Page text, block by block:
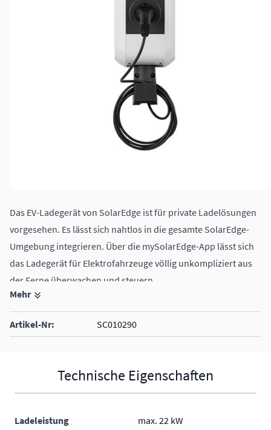
Das EV-Ladegerät von SolarEdge ist für private Ladelösungen
vorgesehen. Es lässt sich nahtlos in die gesamte SolarEdge-
Umgebung integrieren. Über die mySolarEdge-App lässt sich
das Ladegerät für Elektrofahrzeuge völlig unkompliziert aus
der Ferne überwachen und steuern.
Ladekapazität bis zu 32 A (22 kW)
für 1- und 3-phasige Systeme geeignet
Inklusive Ladekabel 6 m mit Typ 2 Stecker
Mehr
Artikel-Nr: SC010290
Technische Eigenschaften
Ladeleistung max. 22 kW